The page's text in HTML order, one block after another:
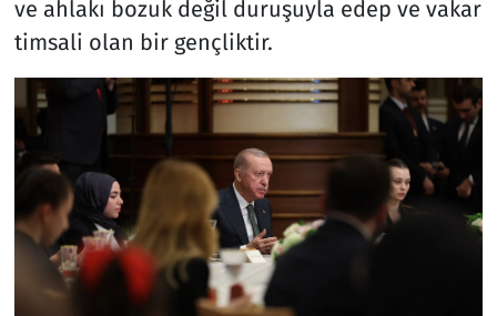
ve ahlakı bozuk değil duruşuyla edep ve vakar
timsali olan bir gençliktir.